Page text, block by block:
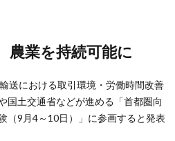
農業を持続可能に
送における取引環境・労働時間改善
国土交通省などが進める「首都圏向
（9月4～10日）」に参画すると発表